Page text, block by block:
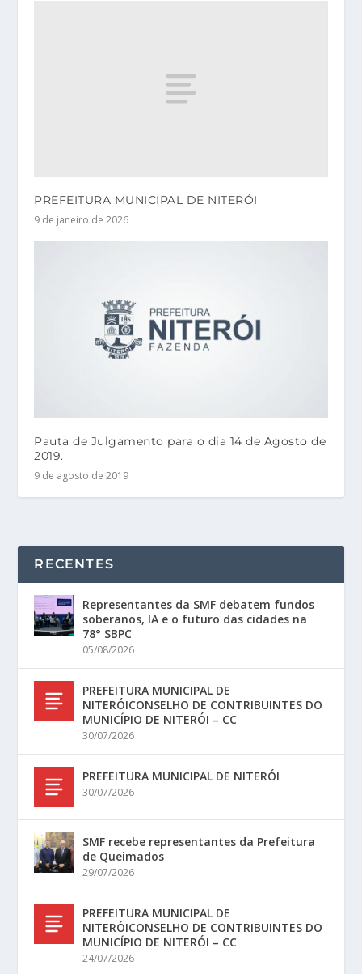
PREFEITURA MUNICIPAL DE NITERÓI
9 de janeiro de 2026
Pauta de Julgamento para o dia 14 de Agosto de
2019.
9 de agosto de 2019
RECENTES
Representantes da SMF debatem fundos
soberanos, IA e o futuro das cidades na
78° SBPC
05/08/2026
PREFEITURA MUNICIPAL DE
NITERÓICONSELHO DE CONTRIBUINTES DO
MUNICÍPIO DE NITERÓI – CC
30/07/2026
PREFEITURA MUNICIPAL DE NITERÓI
30/07/2026
SMF recebe representantes da Prefeitura
de Queimados
29/07/2026
PREFEITURA MUNICIPAL DE
NITERÓICONSELHO DE CONTRIBUINTES DO
MUNICÍPIO DE NITERÓI – CC
24/07/2026